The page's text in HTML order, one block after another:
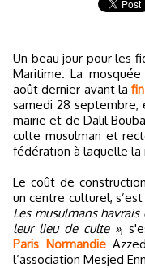
Un beau jour pour les
Maritime. La
août dernier avant la
samedi 28 septembre,
mairie et de Dalil
culte musulman et
fédération à laquelle la
Le coût de
un centre culturel,
Les musulmans
leur lieu de culte »,
Paris Normandie
l’association Mesjed